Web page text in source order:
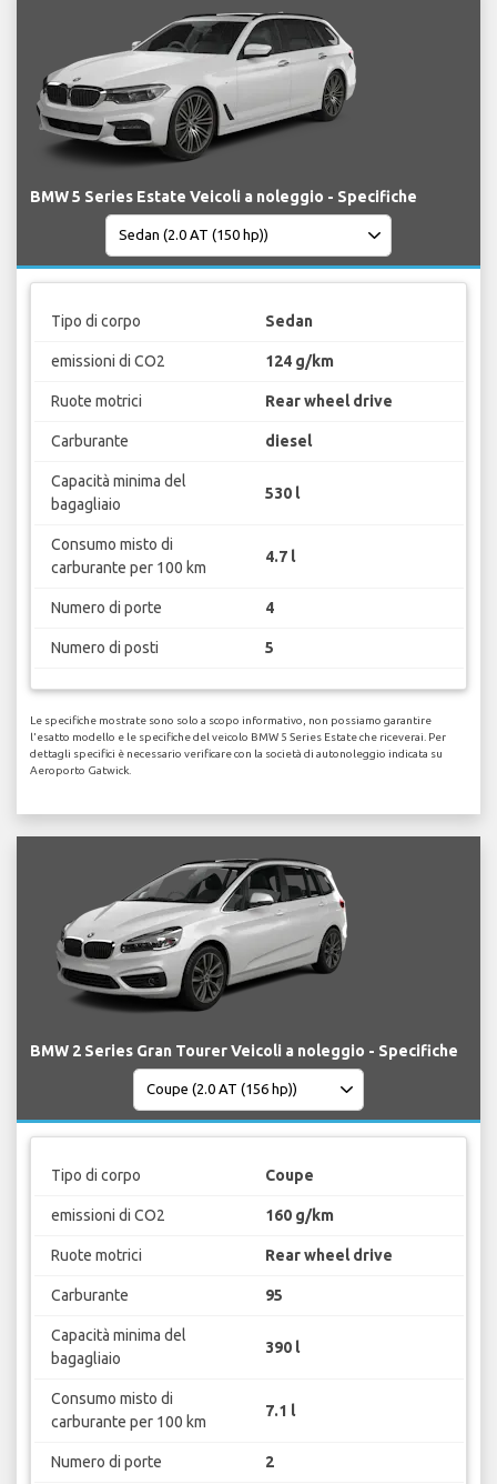
BMW 5 Series Estate Veicoli a noleggio - Specifiche
Tipo di corpo Sedan
emissioni di CO2 124 g/km
Ruote motrici Rear wheel drive
Carburante diesel
Capacità minima del
bagagliaio
530 l
Consumo misto di
carburante per 100 km
4.7 l
Numero di porte 4
Numero di posti 5
Le specifiche mostrate sono solo a scopo informativo, non possiamo garantire
l'esatto modello e le specifiche del veicolo BMW 5 Series Estate che riceverai. Per
dettagli specifici è necessario verificare con la società di autonoleggio indicata su
Aeroporto Gatwick.
BMW 2 Series Gran Tourer Veicoli a noleggio - Specifiche
Tipo di corpo Coupe
emissioni di CO2 160 g/km
Ruote motrici Rear wheel drive
Carburante 95
Capacità minima del
bagagliaio
390 l
Consumo misto di
carburante per 100 km
7.1 l
Numero di porte 2